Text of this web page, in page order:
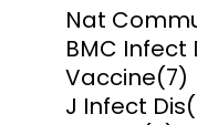
Nat
BMC Infect
Vaccine(7)
J Infect Dis